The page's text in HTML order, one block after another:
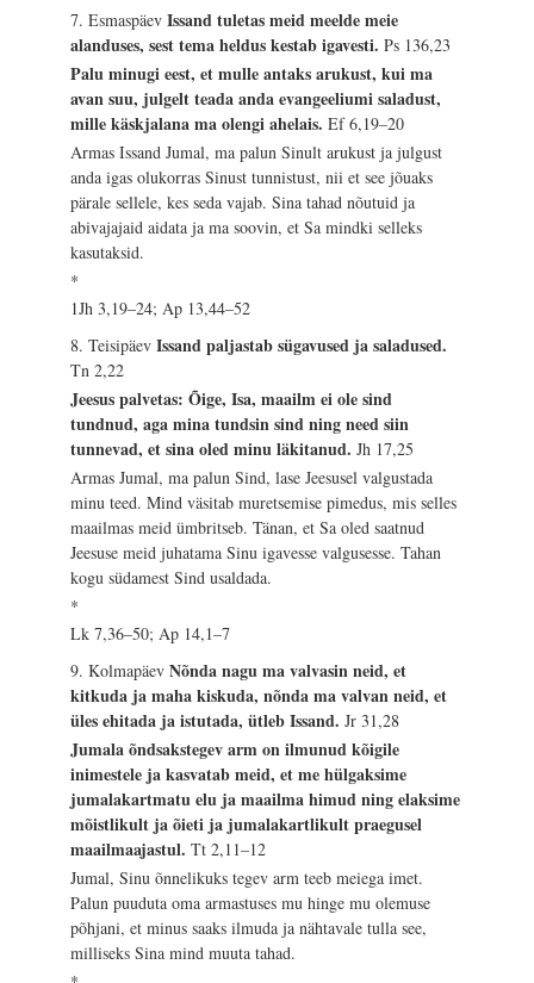
7. EsmaspäevIssand tuletas meid meelde meie
alanduses, sest tema heldus kestab igavesti.Ps 136,23
Palu minugi eest, et mulle antaks arukust, kui ma
avan suu, julgelt teada anda evangeeliumi saladust,
mille käskjalana ma olengi ahelais.Ef 6,19–20
Armas Issand Jumal, ma palun Sinult arukust ja julgust
anda igas olukorras Sinust tunnistust, nii et see jõuaks
pärale sellele, kes seda vajab. Sina tahad nõutuid ja
abivajajaid aidata ja ma soovin, et Sa mindki selleks
kasutaksid.
*
1Jh 3,19–24; Ap 13,44–52
8. TeisipäevIssand paljastab sügavused ja saladused.
Tn 2,22
Jeesus palvetas: Õige, Isa, maailm ei ole sind
tundnud, aga mina tundsin sind ning need siin
tunnevad, et sina oled minu läkitanud.Jh 17,25
Armas Jumal, ma palun Sind, lase Jeesusel valgustada
minu teed. Mind väsitab muretsemise pimedus, mis selles
maailmas meid ümbritseb. Tänan, et Sa oled saatnud
Jeesuse meid juhatama Sinu igavesse valgusesse. Tahan
kogu südamest Sind usaldada.
*
Lk 7,36–50; Ap 14,1–7
9. KolmapäevNõnda nagu ma valvasin neid, et
kitkuda ja maha kiskuda, nõnda ma valvan neid, et
üles ehitada ja istutada, ütleb Issand.Jr 31,28
Jumala õndsakstegev arm on ilmunud kõigile
inimestele ja kasvatab meid, et me hülgaksime
jumalakartmatu elu ja maailma himud ning elaksime
mõistlikult ja õieti ja jumalakartlikult praegusel
maailmaajastul.Tt 2,11–12
Jumal, Sinu õnnelikuks tegev arm teeb meiega imet.
Palun puuduta oma armastuses mu hinge mu olemuse
põhjani, et minus saaks ilmuda ja nähtavale tulla see,
milliseks Sina mind muuta tahad.